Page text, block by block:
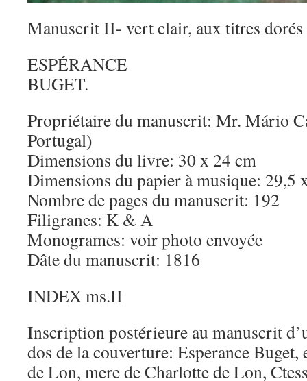
Manuscrit II- vert clair, aux titres
ESPÉRANCE
BUGET.
Propriétaire du manuscrit: Mr. Mário
Portugal)
Dimensions du livre: 30 x 24 cm
Dimensions du papier à musique: 29,5
Nombre de pages du manuscrit: 192
Filigranes: K & A
Monogrames: voir photo envoyée
Dâte du manuscrit: 1816
INDEX ms.II
Inscription postérieure au manuscrit
dos de la couverture: Esperance Buget,
de Lon, mere de Charlotte de Lon,